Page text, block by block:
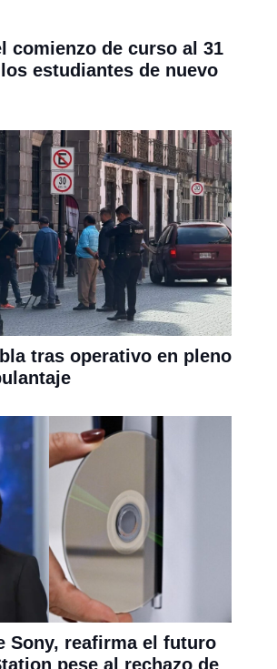
comienzo de curso al 31
estudiantes de nuevo
tras operativo en pleno
Sony, reafirma el futuro
pese al rechazo de